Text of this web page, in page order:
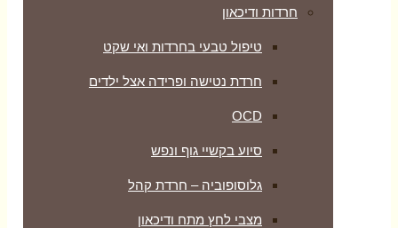
חרדות ודיכאון
טיפול טבעי בחרדות ואי שקט
חרדת נטישה ופרידה אצל ילדים
OCD
סיוע בקשיי גוף ונפש
גלוסופוביה – חרדת קהל
מצבי לחץ מתח ודיכאון